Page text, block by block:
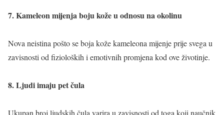
7. Kameleon mijenja boju kože u odnosu na okolinu
Nova neistina pošto se boja kože kameleona mijenje prije svega u
zavisnosti od fizioloških i emotivnih promjena kod ove životinje.
8. Ljudi imaju pet čula
Ukupan broj ljudskih čula varira u zavisnosti od toga koji naučnik